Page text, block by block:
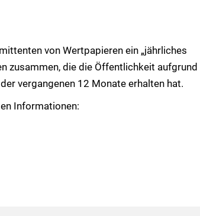
von Wertpapieren ein „jährliches
zusammen, die die Öffentlichkeit aufgrund
vergangenen 12 Monate erhalten hat.
Informationen: